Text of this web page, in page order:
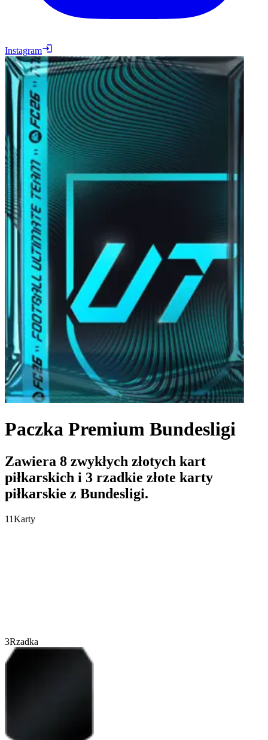
Instagram
Paczka Premium Bundesligi
Zawiera 8 zwykłych złotych kart
piłkarskich i 3 rzadkie złote karty
piłkarskie z Bundesligi.
11Karty
3Rzadka